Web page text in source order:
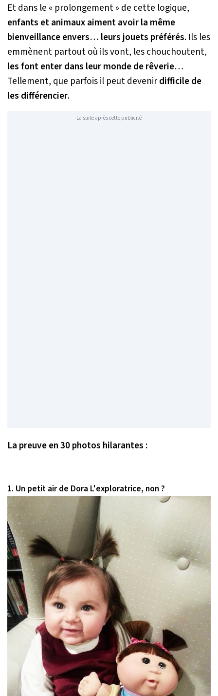
Et dans le « prolongement » de cette logique,
enfants et animaux aiment avoir la même
bienveillance envers… leurs jouets préférés. Ils les
emmènent partout où ils vont, les chouchoutent,
les font enter dans leur monde de rêverie…
Tellement, que parfois il peut devenirdifficile de
les différencier.
La suite après cette publicité
La preuve en 30 photos hilarantes :
1. Un petit air de Dora L'exploratrice, non ?